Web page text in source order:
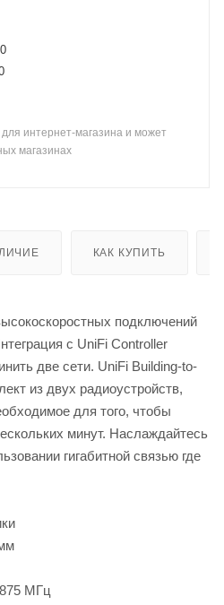
интернет-магазина и может
магазинах
КАК КУПИТЬ
подключений
с UniFi Controller
две сети. UniFi Building-to-
из двух радиоустройств,
для того, чтобы
минут. Наслаждайтесь
гигабитной связью где
МГц